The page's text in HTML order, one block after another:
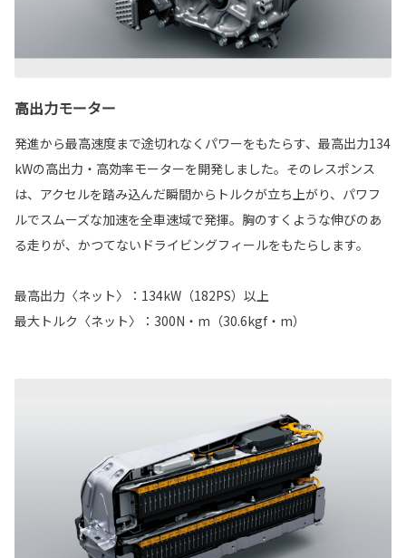
高出力モーター
発進から最高速度まで途切れなくパワーをもたらす、最高出力134
kWの高出力・高効率モーターを開発しました。そのレスポンス
は、アクセルを踏み込んだ瞬間からトルクが立ち上がり、パワフ
ルでスムーズな加速を全車速域で発揮。胸のすくような伸びのあ
る走りが、かつてないドライビングフィールをもたらします。
最高出力〈ネット〉：134kW（182PS）以上
最大トルク〈ネット〉：300N・m（30.6kgf・m）